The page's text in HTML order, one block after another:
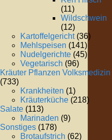
(11)
Wildschwein
(12)
Kartoffelgericht(36)
Mehlspeisen (141)
Nudelgerichte (45)
Vegetarisch (96)
Kräuter Pflanzen Volksmedizin
(733)
Krankheiten (1)
Kräuterküche (218)
Salate (113)
Marinaden (9)
Sonstiges (178)
Brotaufstrich (62)